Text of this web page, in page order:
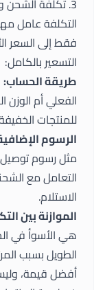
التكلفة عامل
فقط إلى السعر
التسعير بالكامل:
طريقة الحساب:
الفعلي أم
للمنتجات
الرسوم
مثل رسوم توصيل
التعامل مع
الاستلام.
الموازنة بين
هي الأسوأ في
الطويل بسبب
أفضل قيمة،